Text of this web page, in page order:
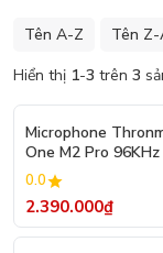
Hiển thị 1-3 trên 3
Tên A-Z Tên
Microphone
One M2 Pro 96KHz
0.0
2.390.000₫